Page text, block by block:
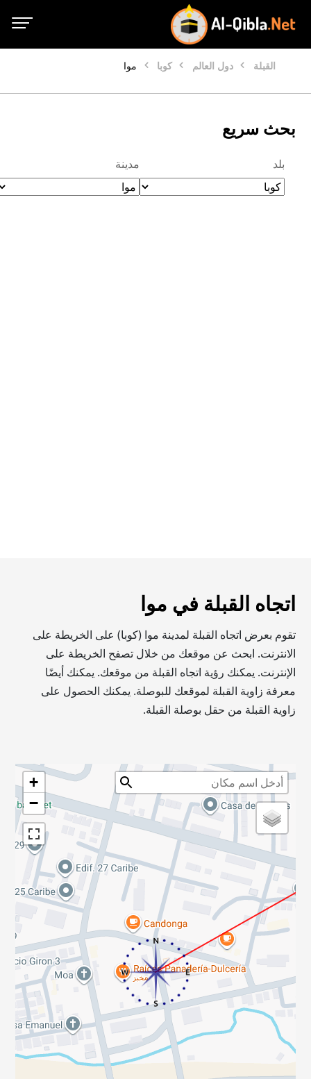
القبلة دول العالم كوبا موا
بحث سريع
بلد مدينة
اتجاه القبلة في موا
تقوم بعرض اتجاه القبلة لمدينة موا (كوبا) على الخريطة على
الانترنت. ابحث عن موقعك من خلال تصفح الخريطة على
الإنترنت. يمكنك رؤية اتجاه القبلة من موقعك. يمكنك أيضًا
معرفة زاوية القبلة لموقعك للبوصلة. يمكنك الحصول على
زاوية القبلة من حقل بوصلة القبلة.
+
−